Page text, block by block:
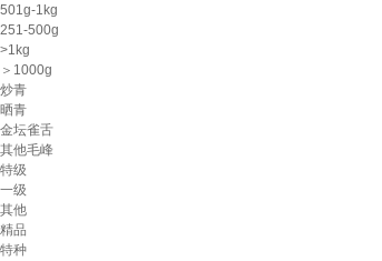
501g-1kg
251-500g
>1kg
＞1000g
炒青
晒青
金坛雀舌
其他毛峰
特级
一级
其他
精品
特种